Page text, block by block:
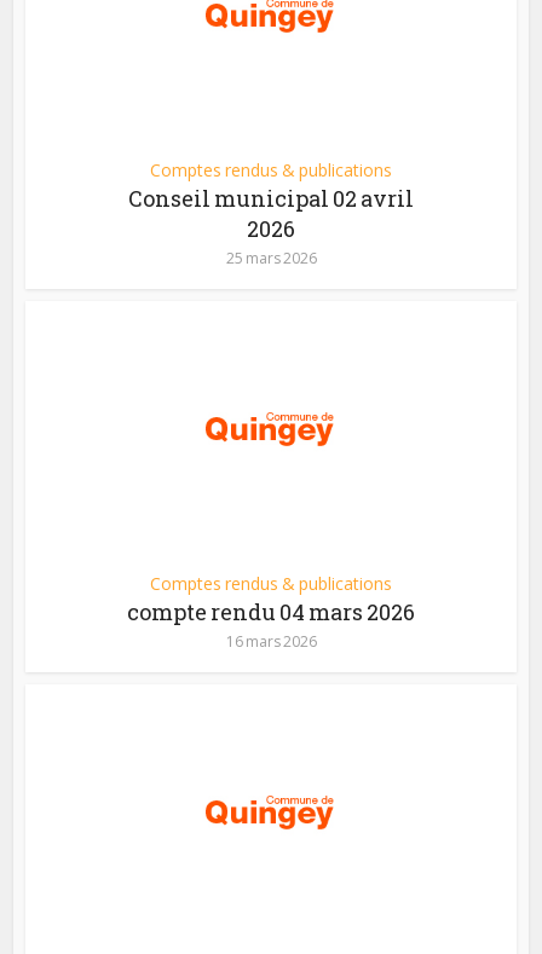
Comptes rendus & publications
Conseil municipal 02 avril
2026
25 mars 2026
Comptes rendus & publications
compte rendu 04 mars 2026
16 mars 2026